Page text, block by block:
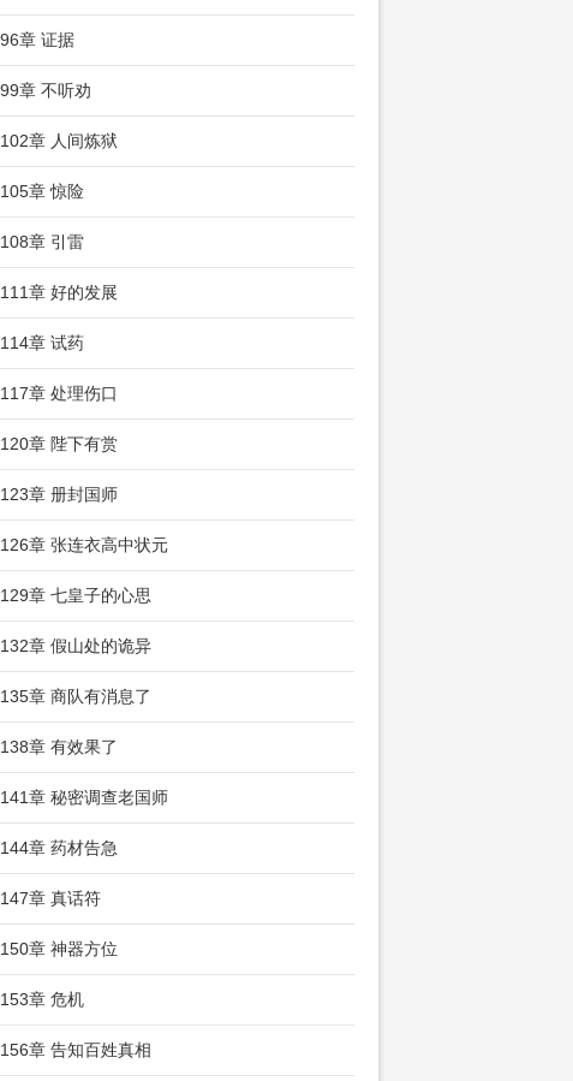
章 证据
章 不听劝
章 人间炼狱
章 惊险
章 引雷
章 好的发展
章 试药
章 处理伤口
章 陛下有赏
章 册封国师
章 张连衣高中状元
章 七皇子的心思
章 假山处的诡异
章 商队有消息了
章 有效果了
章 秘密调查老国师
章 药材告急
章 真话符
章 神器方位
章 危机
章 告知百姓真相